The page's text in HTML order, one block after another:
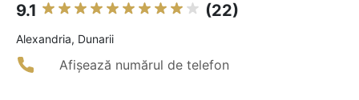
9.1 (22)
Alexandria, Dunarii
Afișează numărul de telefon